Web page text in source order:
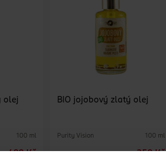
olej
100 ml
BIO jojobový zlatý olej
Purity Vision 100 ml